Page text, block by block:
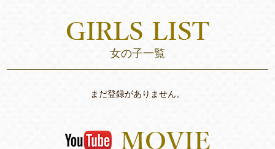
女の子一覧
まだ登録がありません。